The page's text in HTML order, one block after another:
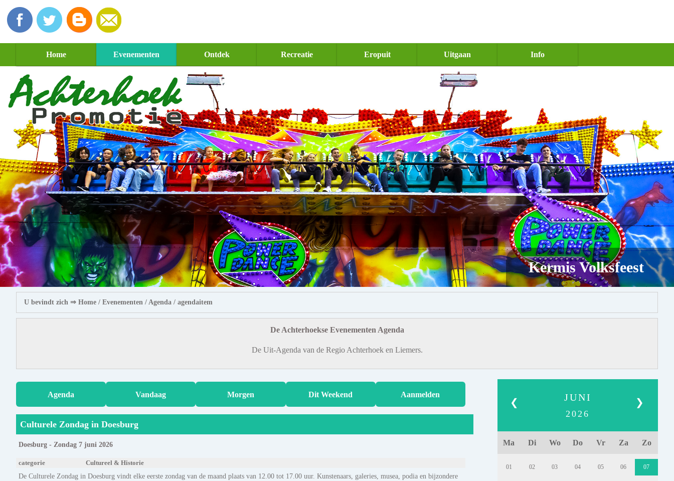
Home Evenementen Ontdek Recreatie Eropuit Uitgaan Info
Kermis Volksfeest
U bevindt zich ⇒ Home / Evenementen / Agenda / agendaitem
De Achterhoekse Evenementen Agenda
De Uit-Agenda van de Regio Achterhoek en Liemers.
Agenda Vandaag Morgen Dit Weekend Aanmelden
Culturele Zondag in Doesburg
Doesburg - Zondag 7 juni 2026
categorie Cultureel & Historie
De Culturele Zondag in Doesburg vindt elke eerste zondag van de maand plaats van 12.00 tot 17.00 uur. Kunstenaars, galeries, musea, podia en bijzondere
❮ ❯
JUNI
2026
Ma Di Wo Do Vr Za Zo
01 02 03 04 05 06 07